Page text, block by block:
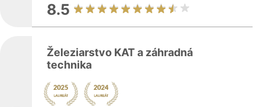
8.5
Železiarstvo KAT a záhradná
technika